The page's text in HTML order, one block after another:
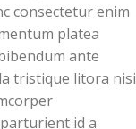
consectetur enim
platea
ante
tristique litora nisi
id a